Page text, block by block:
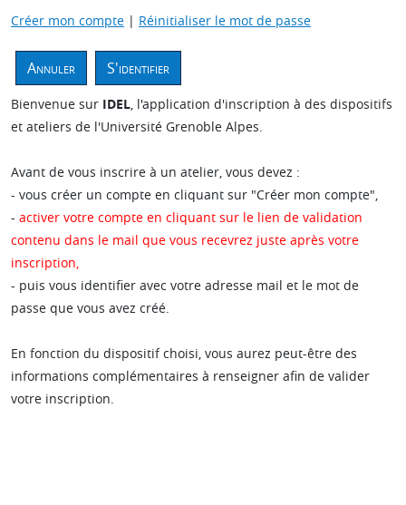
Créer mon compte | Réinitialiser le mot de passe
Annuler S'identifier
Bienvenue sur IDEL, l'application d'inscription à des dispositifs
et ateliers de l'Université Grenoble Alpes.
Avant de vous inscrire à un atelier, vous devez :
- vous créer un compte en cliquant sur "Créer mon compte",
- activer votre compte en cliquant sur le lien de validation
contenu dans le mail que vous recevrez juste après votre
inscription,
- puis vous identifier avec votre adresse mail et le mot de
passe que vous avez créé.
En fonction du dispositif choisi, vous aurez peut-être des
informations complémentaires à renseigner afin de valider
votre inscription.